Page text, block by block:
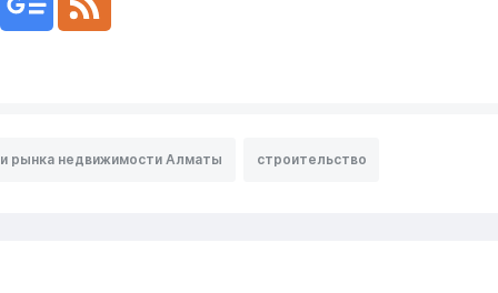
рынка недвижимости Алматы строительство